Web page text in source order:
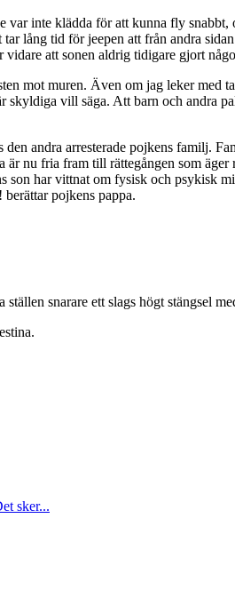
inte klädda för att kunna fly
lång tid för jeepen att från andra
att sonen aldrig tidigare gjort
mot muren. Även om jag leker med
vill säga. Att barn och andra
andra arresterade pojkens familj.
nu fria fram till rättegången som
har vittnat om fysisk och psykisk
pojkens pappa.
snarare ett slags högt stängsel
sker...